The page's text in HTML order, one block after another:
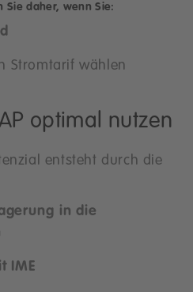
Sie daher, wenn Sie:
Stromtarif wählen
optimal nutzen
entsteht durch die
in die
IME